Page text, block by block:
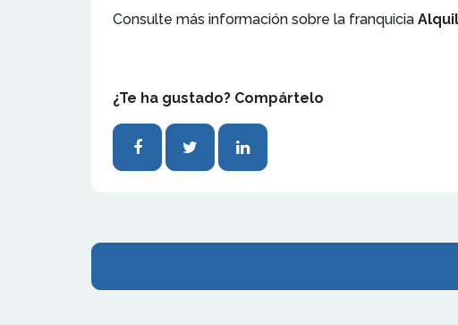
Consulte más información sobre la franquicia
¿Te ha gustado? Compártelo